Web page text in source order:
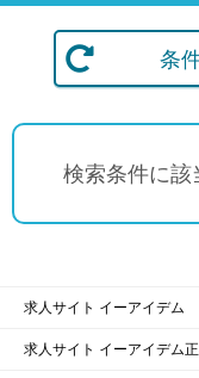
条
検索条件に該
求人サイト イーアイデム
求人サイト イーアイデム